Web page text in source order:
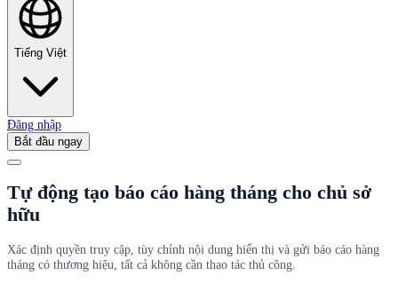
Tiếng Việt
Đăng nhập
Bắt đầu ngay
Tự động tạo báo cáo hàng tháng cho chủ sở
hữu
Xác định quyền truy cập, tùy chỉnh nội dung hiển thị và gửi báo cáo hàng
tháng có thương hiệu, tất cả không cần thao tác thủ công.